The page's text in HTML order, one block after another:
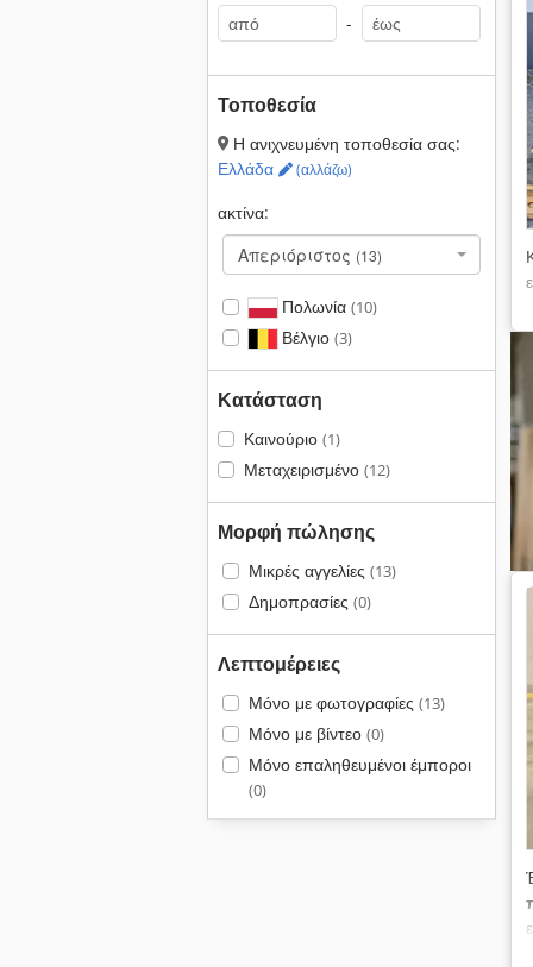
-
Τοποθεσία
Η ανιχνευμένη τοποθεσία σας:
Ελλάδα
(αλλάζω)
ακτίνα:
Απεριόριστος (13)
Πολωνία (10)
Βέλγιο (3)
Κατάσταση
Καινούριο (1)
Μεταχειρισμένο (12)
Μορφή πώλησης
Μικρές αγγελίες (13)
Δημοπρασίες (0)
Λεπτομέρειες
Μόνο με φωτογραφίες (13)
Μόνο με βίντεο (0)
Μόνο επαληθευμένοι έμποροι
(0)